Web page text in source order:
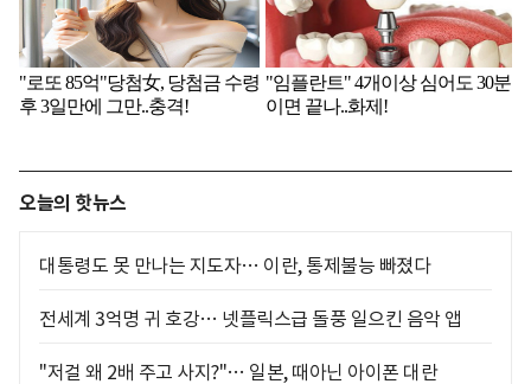
오늘의 핫뉴스
대통령도 못 만나는 지도자… 이란, 통제불능 빠졌다
전세계 3억명 귀 호강… 넷플릭스급 돌풍 일으킨 음악 앱
"저걸 왜 2배 주고 사지?"… 일본, 때아닌 아이폰 대란